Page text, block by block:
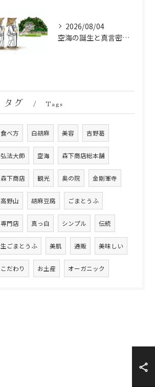
2026/08/04
空海の誕生と真言密教の始まり：お遍路伝説の起点
タグ Tags
食べ方 白胡麻 美容 吉野葛
弘法大師 空海 森下商店総本舗
森下商店 観光 奥の院 金剛峯寺
高野山 胡麻豆腐 ごまとうふ
専門店 真っ白 シンプル 伝統
生ごまとうふ 美肌 通販 美味しい
こだわり お土産 オーガニック